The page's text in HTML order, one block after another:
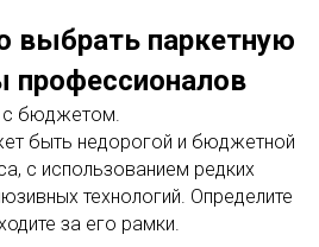
выбрать паркетную
профессионалов
с бюджетом.
быть недорогой и бюджетной
с использованием редких
технологий. Определите
за его рамки.